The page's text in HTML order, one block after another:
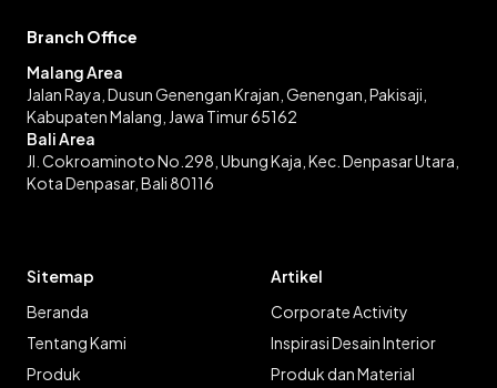
Branch Office
Malang Area
Jalan Raya, Dusun Genengan Krajan, Genengan, Pakisaji,
Kabupaten Malang, Jawa Timur 65162
Bali Area
Jl. Cokroaminoto No.298, Ubung Kaja, Kec. Denpasar Utara,
Kota Denpasar, Bali 80116
Sitemap
Beranda
Tentang Kami
Produk
Artikel
Corporate Activity
Inspirasi Desain Interior
Produk dan Material